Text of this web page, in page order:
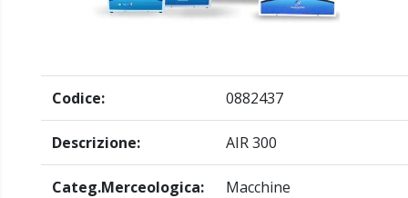
Codice: 0882437
Descrizione: AIR 300
Categ.Merceologica: Macchine